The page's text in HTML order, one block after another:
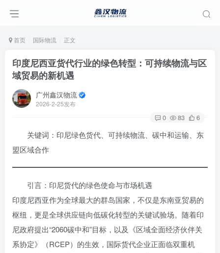
首页 国际物流 正文
印度尼西亚货代行业的绿色转型：可持续物流与区
域贸易的新机遇
广州鑫汉物流
2026-2-25发布
0 83 6
关键词：印尼绿色货代、可持续物流、碳中和运输、东
盟区域合作
引言：印尼货代的绿色使命与市场机遇
印度尼西亚作为全球最大的群岛国家，不仅是东南亚贸易的
枢纽，更是全球供应链向低碳化转型的关键试验场。随着印
尼政府提出“2060碳中和”目标，以及《区域全面经济伙伴关
系协定》（RCEP）的生效，国际货代企业正面临双重机